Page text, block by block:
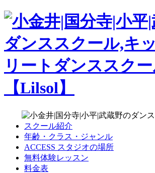
スクール紹介
年齢・クラス・ジャンル
ACCESS スタジオの場所
無料体験レッスン
料金表